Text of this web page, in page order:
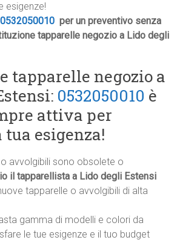
esigenze!
0532050010 per un preventivo senza
tapparelle negozio a Lido degli
tapparelle negozio a
0532050010 è
attiva per
esigenza!
avvolgibili sono obsolete o
il tapparellista a Lido degli Estensi
tapparelle o avvolgibili di alta
gamma di modelli e colori da
le tue esigenze e il tuo budget